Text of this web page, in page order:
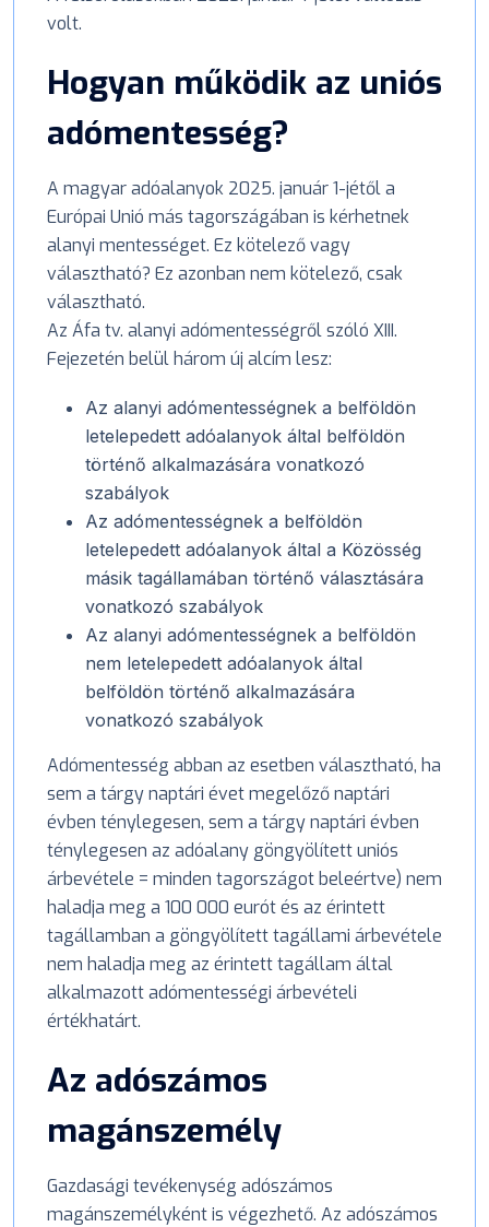
volt.
Hogyan működik az uniós
adómentesség?
A magyar adóalanyok 2025. január 1-jétől a
Európai Unió más tagországában is kérhetnek
alanyi mentességet. Ez kötelező vagy
választható? Ez azonban nem kötelező, csak
választható.
Az Áfa tv. alanyi adómentességről szóló XIII.
Fejezetén belül három új alcím lesz:
Az alanyi adómentességnek a belföldön
letelepedett adóalanyok által belföldön
történő alkalmazására vonatkozó
szabályok
Az adómentességnek a belföldön
letelepedett adóalanyok által a Közösség
másik tagállamában történő választására
vonatkozó szabályok
Az alanyi adómentességnek a belföldön
nem letelepedett adóalanyok által
belföldön történő alkalmazására
vonatkozó szabályok
Adómentesség abban az esetben választható, ha
sem a tárgy naptári évet megelőző naptári
évben ténylegesen, sem a tárgy naptári évben
ténylegesen az adóalany göngyölített uniós
árbevétele = minden tagországot beleértve) nem
haladja meg a 100 000 eurót és az érintett
tagállamban a göngyölített tagállami árbevétele
nem haladja meg az érintett tagállam által
alkalmazott adómentességi árbevételi
értékhatárt.
Az adószámos
magánszemély
Gazdasági tevékenység adószámos
magánszemélyként is végezhető. Az adószámos